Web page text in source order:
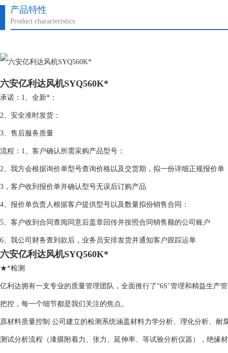
产品特性
Product characteristics
六安亿利达风机SYQ560K*
承诺：1、全新*：
2、安全准时发货：
3、售后服务质量
流程：1、客户确认所需采购产品型号：
2、我方会根据询价单型号查询价格以及交货期，拟一份详细正规报价单
3，客户收到报价单并确认型号无误后订购产品
4、报价单负责人根据客户提供型号以及数量拟份销售合同：
5、客户收到合同查阅同意后盖章回传并按照合同销售额的公司账户
6、我公司财务查到款后，业务员安排发货并通知客户跟踪运单
六安亿利达风机SYQ560K*
★*检测
亿利达拥有一支专业的质量管理团队，全面推行了“6S"管理和精益生
把控，每一个细节都是我们关注的焦点。
原材料质量控制 公司建立的检测系统涵盖材料力学分析、理化分析、
测试分析流程（漆膜附着力、张力、延伸率、等试验分析仪器），绝缘